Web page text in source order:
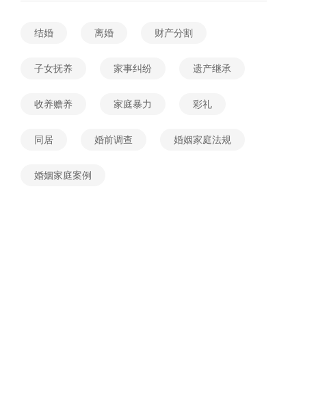
结婚 离婚 财产分割
子女抚养 家事纠纷 遗产继承
收养赡养 家庭暴力 彩礼
同居 婚前调查 婚姻家庭法规
婚姻家庭案例